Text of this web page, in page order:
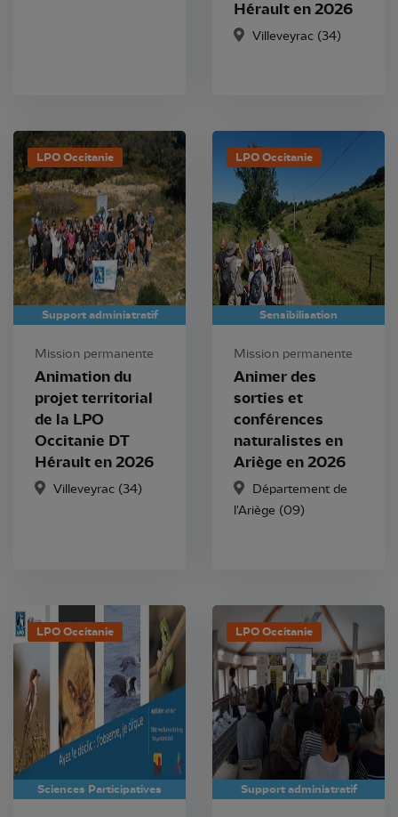
Hérault en 2026
Villeveyrac (34)
LPO Occitanie
Support administratif
Mission permanente
Animation du
projet territorial
de la LPO
Occitanie DT
Hérault en 2026
Villeveyrac (34)
LPO Occitanie
Sensibilisation
Mission permanente
Animer des
sorties et
conférences
naturalistes en
Ariège en 2026
Département de
l'Ariège (09)
LPO Occitanie
Sciences Participatives
LPO Occitanie
Support administratif